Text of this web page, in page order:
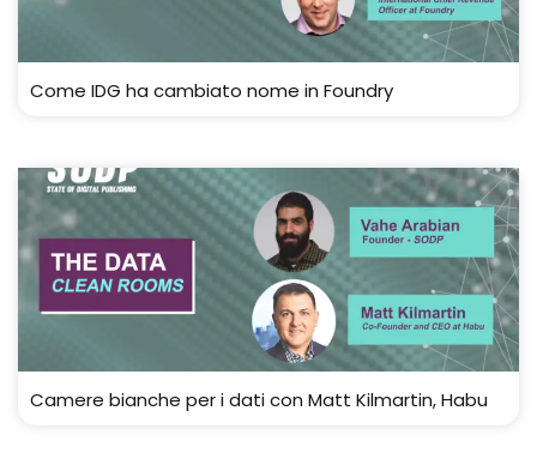
Come IDG ha cambiato nome in Foundry
Camere bianche per i dati con Matt Kilmartin, Habu